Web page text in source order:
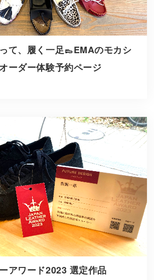
て、履く一足👞EMAのモカシ
ーダー体験予約ページ
アワード2023 選定作品